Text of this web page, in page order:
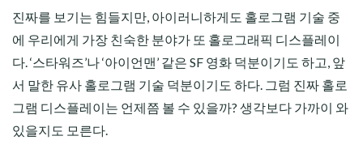
진짜를 보기는 힘들지만, 아이러니하게도 홀로그램 기술 중
에 우리에게 가장 친숙한 분야가 또 홀로그래픽 디스플레이
다. ‘스타워즈’나 ‘아이언맨’ 같은 SF 영화 덕분이기도 하고, 앞
서 말한 유사 홀로그램 기술 덕분이기도 하다. 그럼 진짜 홀로
그램 디스플레이는 언제쯤 볼 수 있을까? 생각보다 가까이 와
있을지도 모른다.